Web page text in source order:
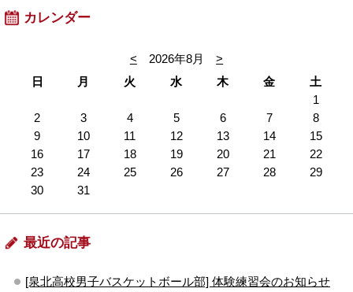
カレンダー
< 2026年8月
>
日
月 火 水 木 金
土
1
2
3 4 5 6 7
8
9
10 11 12 13 14
15
16
17 18 19 20 21
22
23
24 25 26 27 28
29
30
31
最近の記事
[泉北高校男子バスケットボール部] 体験練習会のお知らせ